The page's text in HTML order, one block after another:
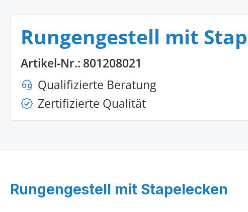
Rungengestell mit
Artikel-Nr.: 801208021
Qualifizierte Beratung
Zertifizierte Qualität
Rungengestell mit Stapelecken